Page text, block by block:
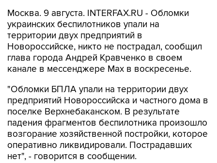
Москва. 9 августа. INTERFAX.RU - Обломки
украинских беспилотников упали на
территории двух предприятий в
Новороссийске, никто не пострадал, сообщил
глава города Андрей Кравченко в своем
канале в мессенджере Max в воскресенье.
"Обломки БПЛА упали на территории двух
предприятий Новороссийска и частного дома в
поселке Верхнебаканском. В результате
падения фрагментов беспилотника произошло
возгорание хозяйственной постройки, которое
оперативно ликвидировали. Пострадавших
нет", - говорится в сообщении.